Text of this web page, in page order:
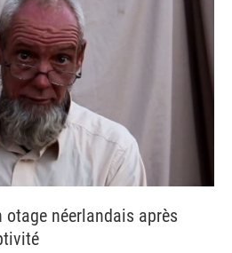
otage néerlandais après